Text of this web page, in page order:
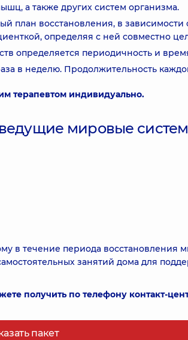
а также других систем организма.
план восстановления, в зависимости
определяя с ней совместно
определяется периодичность и
в неделю. Продолжительность
терапевтом индивидуально.
мировые
в течение периода восстановления
занятий дома для
получить по телефону контакт-
пакет